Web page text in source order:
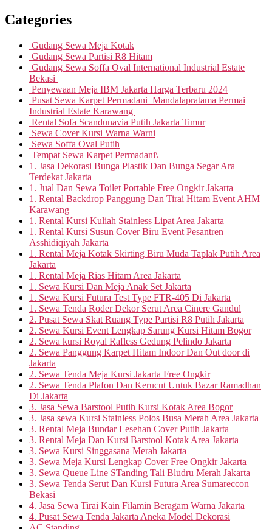
Categories
Gudang Sewa Meja Kotak
Gudang Sewa Partisi R8 Hitam
Gudang Sewa Soffa Oval International Industrial Estate
Bekasi
Penyewaan Meja IBM Jakarta Harga Terbaru 2024
Pusat Sewa Karpet Permadani Mandalapratama Permai
Industrial Estate Karawang
Rental Sofa Scandunavia Putih Jakarta Timur
Sewa Cover Kursi Warna Warni
Sewa Soffa Oval Putih
Tempat Sewa Karpet Permadani\
1. Jasa Dekorasi Bunga Plastik Dan Bunga Segar Ara
Terdekat Jakarta
1. Jual Dan Sewa Toilet Portable Free Ongkir Jakarta
1. Rental Backdrop Panggung Dan Tirai Hitam Event AHM
Karawang
1. Rental Kursi Kuliah Stainless Lipat Area Jakarta
1. Rental Kursi Susun Cover Biru Event Pesantren
Asshidiqiyah Jakarta
1. Rental Meja Kotak Skirting Biru Muda Taplak Putih Area
Jakarta
1. Rental Meja Rias Hitam Area Jakarta
1. Sewa Kursi Dan Meja Anak Set Jakarta
1. Sewa Kursi Futura Test Type FTR-405 Di Jakarta
1. Sewa Tenda Roder Dekor Serut Area Cinere Gandul
2. Pusat Sewa Skat Ruang Type Partisi R8 Putih Jakarta
2. Sewa Kursi Event Lengkap Sarung Kursi Hitam Bogor
2. Sewa kursi Royal Rafless Gedung Pelindo Jakarta
2. Sewa Panggung Karpet Hitam Indoor Dan Out door di
Jakarta
2. Sewa Tenda Meja Kursi Jakarta Free Ongkir
2. Sewa Tenda Plafon Dan Kerucut Untuk Bazar Ramadhan
Di Jakarta
3. Jasa Sewa Barstool Putih Kursi Kotak Area Bogor
3. Jasa sewa Kursi Stainless Polos Busa Merah Area Jakarta
3. Rental Meja Bundar Lesehan Cover Putih Jakarta
3. Rental Meja Dan Kursi Barstool Kotak Area Jakarta
3. Sewa Kursi Singgasana Merah Jakarta
3. Sewa Meja Kursi Lengkap Cover Free Ongkir Jakarta
3. Sewa Queue Line STanding Tali Bludru Merah Jakarta
3. Sewa Tenda Serut Dan Kursi Futura Area Sumareccon
Bekasi
4. Jasa Sewa Tirai Kain Filamin Beragam Warna Jakarta
4. Pusat Sewa Tenda Jakarta Aneka Model Dekorasi